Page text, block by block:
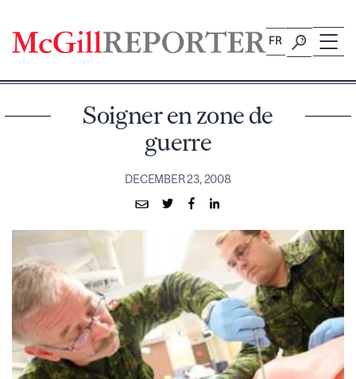
content
FR
Soigner en zone de
guerre
DECEMBER 23, 2008